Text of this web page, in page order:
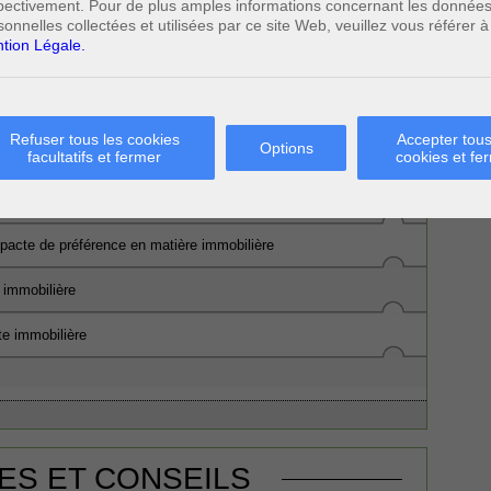
Pour de plus amples informations concernant les données
collectées et utilisées par ce site Web, veuillez vous référer
Légale.
Refuser tous les cookies
facultatifs et fermer
Options
Accepter
cookies et
La vente immobilière
de préférence en matière immobilière
immobilière
ET CONSEILS